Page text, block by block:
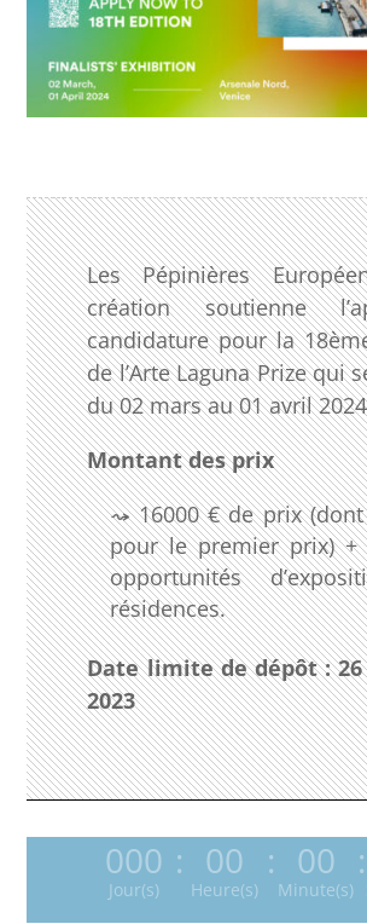
Les Pépinières
création soutienne
candidature pour la
de l’Arte Laguna Prize qui
du 02 mars au 01 avril 2024
Montant des prix
16000 € de prix
pour le premier prix) +
opportunités
résidences.
Date limite de dépôt :
2023
000
Jour(s)
: 00
Heure(s)
: 00
Minute(s)
: